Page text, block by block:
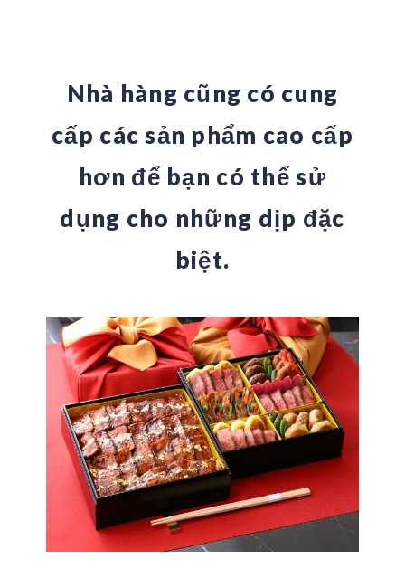
Nhà hàng cũng có cung
cấp các sản phẩm cao cấp
hơn để bạn có thể sử
dụng cho những dịp đặc
biệt.